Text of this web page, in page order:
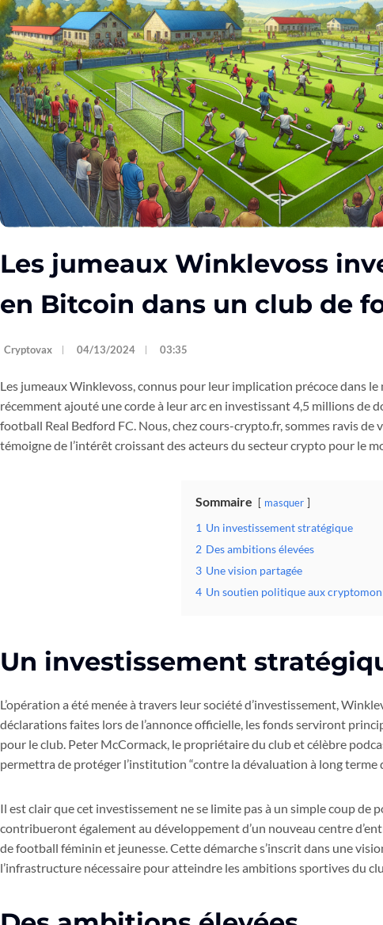
Les jumeaux Winklevoss
en Bitcoin dans un club de
Cryptovax 04/13/2024 03:35
Les jumeaux Winklevoss, connus pour leur implication précoce dans
récemment ajouté une corde à leur arc en investissant 4,5 millions de
football Real Bedford FC. Nous, chez cours-crypto.fr, sommes ravis de
témoigne de l’intérêt croissant des acteurs du secteur crypto pour le
Sommaire masquer
1 Un investissement stratégique
2 Des ambitions élevées
3 Une vision partagée
4 Un soutien politique aux
Un investissement
L’opération a été menée à travers leur société d’investissement,
déclarations faites lors de l’annonce officielle, les fonds serviront
pour le club. Peter McCormack, le propriétaire du club et célèbre
permettra de protéger l’institution “contre la dévaluation à long terme
Il est clair que cet investissement ne se limite pas à un simple coup de
contribueront également au développement d’un nouveau centre
de football féminin et jeunesse. Cette démarche s’inscrit dans une
l’infrastructure nécessaire pour atteindre les ambitions sportives du